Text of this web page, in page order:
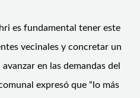
es fundamental tener este
vecinales y concretar un
en las demandas del
expresó que “lo más